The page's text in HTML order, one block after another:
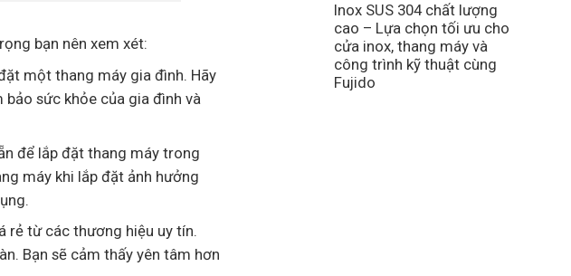
bạn nên xem xét:
một thang máy gia đình. Hãy
sức khỏe của gia đình và
để lắp đặt thang máy trong
máy khi lắp đặt ảnh hưởng
rẻ từ các thương hiệu uy tín.
Bạn sẽ cảm thấy yên tâm hơn
Inox SUS 304 chất lượng
cao – Lựa chọn tối ưu cho
cửa inox, thang máy và
công trình kỹ thuật cùng
Fujido